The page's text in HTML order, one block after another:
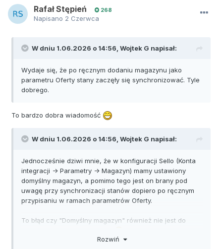
Rafał Stępień 268
Napisano 2 Czerwca
W dniu 1.06.2026 o 14:56, Wojtek G napisał:
Wydaje się, że po ręcznym dodaniu magazynu jako
parametru Oferty stany zaczęły się synchronizować. Tyle
dobrego.
To bardzo dobra wiadomość
W dniu 1.06.2026 o 14:56, Wojtek G napisał:
Jednocześnie dziwi mnie, że w konfiguracji Sello (Konta
integracji -> Parametry -> Magazyn) mamy ustawiony
domyślny magazyn, a pomimo tego jest on brany pod
uwagę przy synchronizacji stanów dopiero po ręcznym
przypisaniu w ramach parametrów Oferty.
To błąd czy "Domyślny magazyn" również nie jest do
Rozwiń